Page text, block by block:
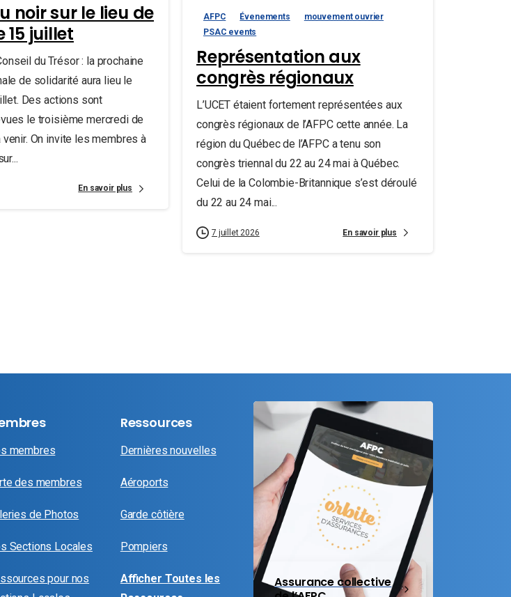
noir sur le lieu de
15 juillet
du Trésor : la prochaine
de solidarité aura lieu le
Des actions sont
le troisième mercredi de
On invite les membres à
En savoir plus
AFPC Évenements
mouvement ouvrier
PSAC events
Représentation aux
congrès régionaux
L’UCET étaient fortement représentées aux
congrès régionaux de l’AFPC cette année. La
région du Québec de l’AFPC a tenu son
congrès triennal du 22 au 24 mai à Québec.
Celui de la Colombie-Britannique s’est déroulé
du 22 au 24 mai...
7 juillet 2026 En savoir plus
membres
des membres
de Photos
Sections Locales
pour nos
Ressources
Dernières nouvelles
Aéroports
Garde côtière
Pompiers
Afficher Toutes les
Assurance collective